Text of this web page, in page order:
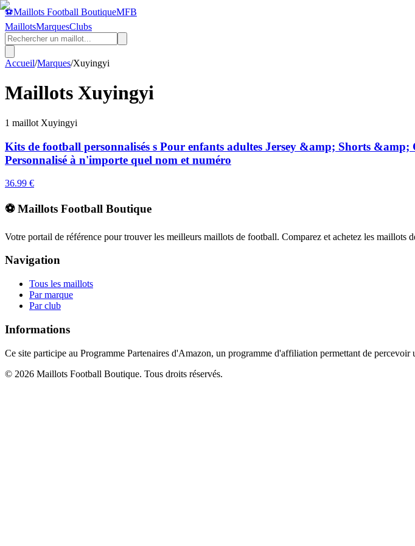
⚽Maillots Football BoutiqueMFB
MaillotsMarquesClubs
Accueil/Marques/Xuyingyi
Maillots Xuyingyi
1 maillot Xuyingyi
Kits de football personnalisés s Pour enfants adultes Jersey &amp; Shorts
Personnalisé à n'importe quel nom et numéro
36.99 €
⚽ Maillots Football Boutique
Votre portail de référence pour trouver les meilleurs maillots de football. Comparez et achetez les maillots
Navigation
Tous les maillots
Par marque
Par club
Informations
Ce site participe au Programme Partenaires d'Amazon, un programme d'affiliation permettant de
© 2026 Maillots Football Boutique. Tous droits réservés.